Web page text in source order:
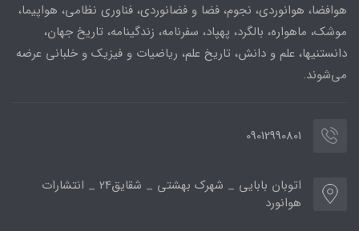
هوافضا، هوانوردی، نجوم، فضا و فضانوردی، فناوری نظامی، هواپیما،
موشک، ماهواره، بالگرد، پهپاد، سفرنامه، زندگینامه، تاریخ جهان،
دانستنیها، علم و دانش، تاریخ علم، ریاضیات و فیزیک و خلبانی عرضه
می‌شوند.
09012990801
اتوبان بابایی _ شهرک بهشتی _ شقایق24 _ انتشارات
هوانورد